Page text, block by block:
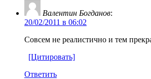
Валентин Богданов:
20/02/2011 в 06:02
Совсем не реалистично и тем
[Цитировать]
Ответить